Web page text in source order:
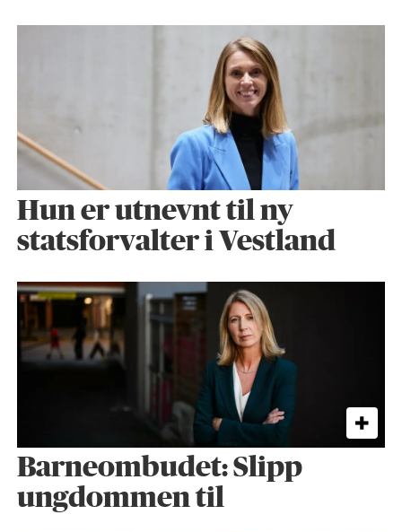
Hun er utnevnt til ny
statsforvalter i Vestland
Barneombudet: Slipp
ungdommen til